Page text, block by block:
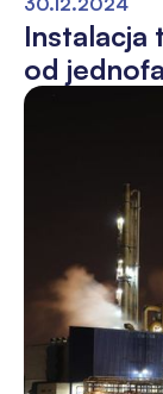
Instalacja
od